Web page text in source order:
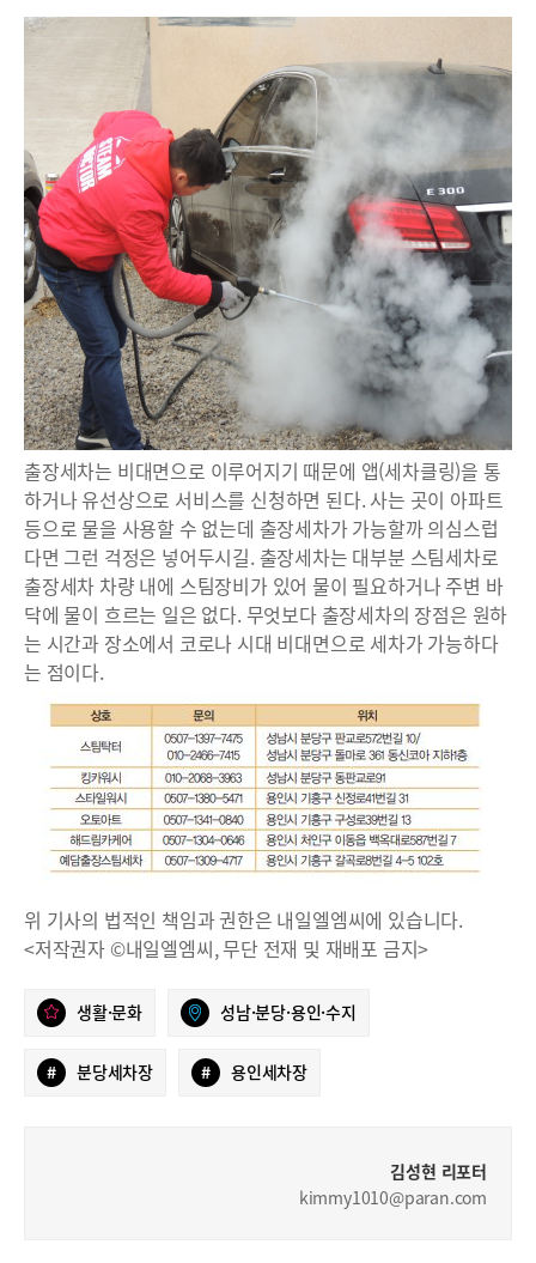
출장세차는 비대면으로 이루어지기 때문에 앱(세차클링)을 통
하거나 유선상으로 서비스를 신청하면 된다. 사는 곳이 아파트
등으로 물을 사용할 수 없는데 출장세차가 가능할까 의심스럽
다면 그런 걱정은 넣어두시길. 출장세차는 대부분 스팀세차로
출장세차 차량 내에 스팀장비가 있어 물이 필요하거나 주변 바
닥에 물이 흐르는 일은 없다. 무엇보다 출장세차의 장점은 원하
는 시간과 장소에서 코로나 시대 비대면으로 세차가 가능하다
는 점이다.
위 기사의 법적인 책임과 권한은 내일엘엠씨에 있습니다.
<저작권자 ©내일엘엠씨, 무단 전재 및 재배포 금지>
생활·문화 성남·분당·용인·수지
# 분당세차장 # 용인세차장
김성현 리포터
kimmy1010@paran.com